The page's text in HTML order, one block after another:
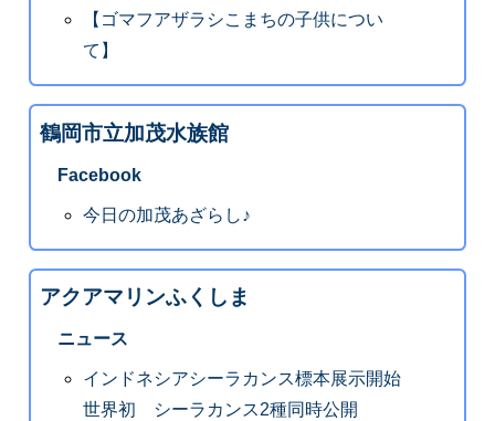
【ゴマフアザラシこまちの子供につい
て】
鶴岡市立加茂水族館
Facebook
今日の加茂あざらし♪
アクアマリンふくしま
ニュース
インドネシアシーラカンス標本展示開始
世界初 シーラカンス2種同時公開